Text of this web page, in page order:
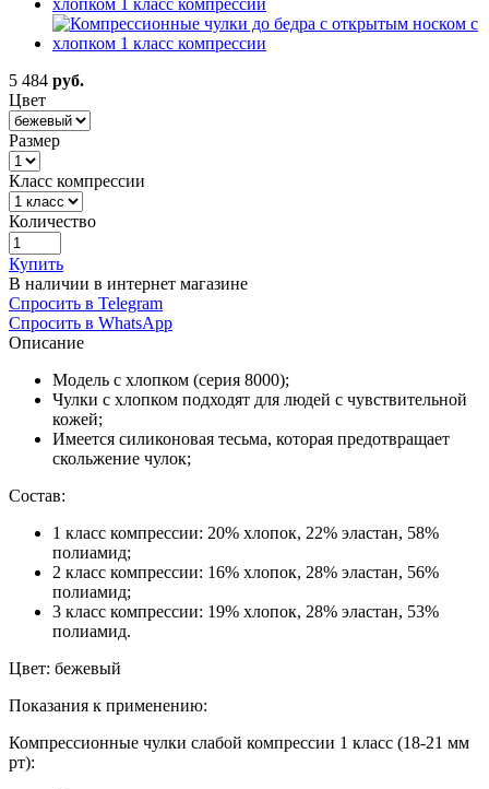
5 484 руб.
Цвет
Размер
Класс компрессии
Количество
Купить
В наличии в интернет магазине
Спросить в Telegram
Спросить в WhatsApp
Описание
Модель с хлопком (серия 8000);
Чулки с хлопком подходят для людей с чувствительной
кожей;
Имеется силиконовая тесьма, которая предотвращает
скольжение чулок;
Состав:
1 класс компрессии: 20% хлопок, 22% эластан, 58%
полиамид;
2 класс компрессии: 16% хлопок, 28% эластан, 56%
полиамид;
3 класс компрессии: 19% хлопок, 28% эластан, 53%
полиамид.
Цвет: бежевый
Показания к применению:
Компрессионные чулки слабой компрессии 1 класс (18-21 мм
рт):